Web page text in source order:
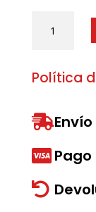
Reparación
41
Política


